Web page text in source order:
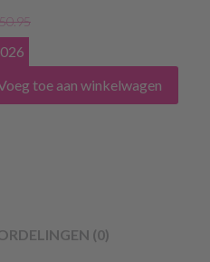
toe aan winkelwagen
(0)